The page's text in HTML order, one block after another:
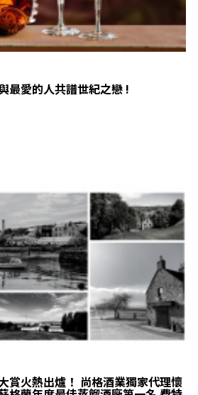
最愛的人共譜世紀之戀 !
賞火熱出爐！ 尚格酒業獨家代理懷